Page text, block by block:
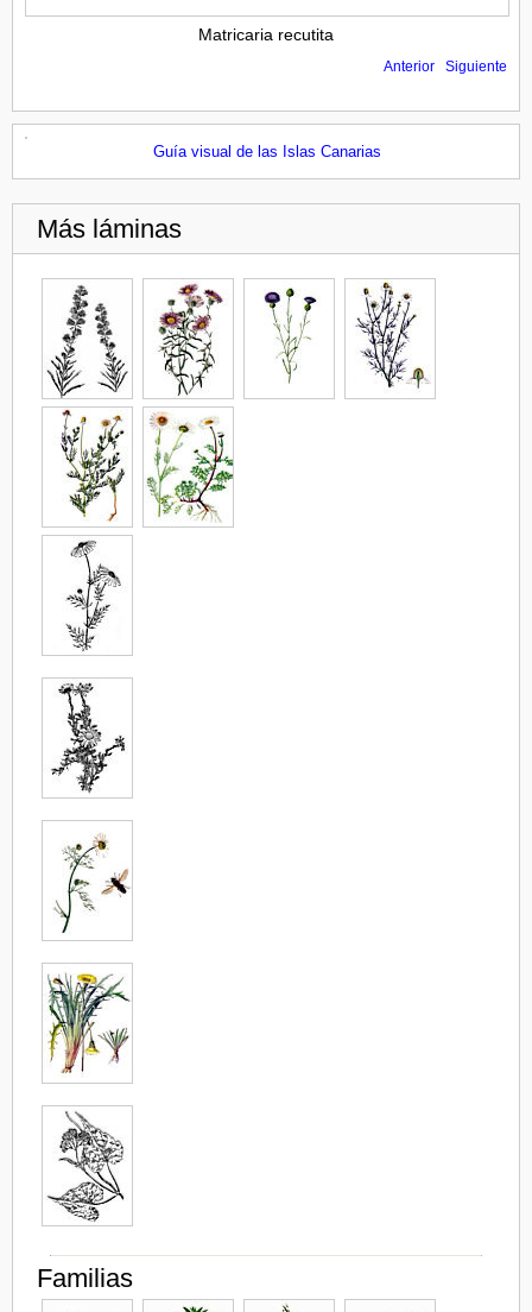
Matricaria recutita
Anterior Siguiente
Guía visual de las Islas Canarias
Más láminas
Familias